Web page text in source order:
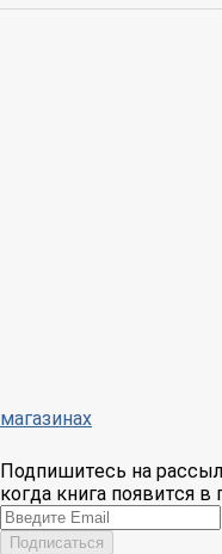
магазинах
Подпишитесь на
когда книга появится в
Email
Подписаться